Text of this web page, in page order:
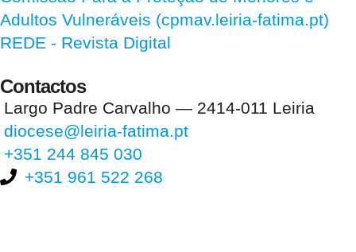
Adultos Vulneráveis (cpmav.leiria-fatima.pt)
REDE - Revista Digital
Contactos
Largo Padre Carvalho — 2414-011 Leiria
diocese@leiria-fatima.pt
+351 244 845 030
+351 961 522 268